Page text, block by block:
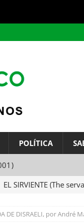
POLÍTICA
EL SIRVIENTE (The
EL TEMA DEL
DE DISRAELI, por André